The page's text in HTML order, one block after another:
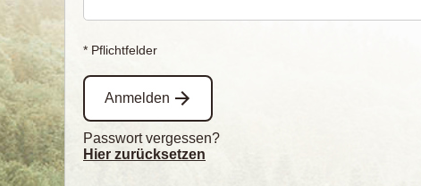
* Pflichtfelder
Anmelden
Passwort vergessen?
Hier zurücksetzen